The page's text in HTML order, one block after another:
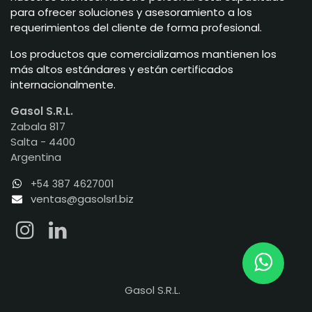
para ofrecer soluciones y asesoramiento a los
requerimientos del cliente de forma profesional.
Los productos que comercializamos mantienen los
más altos estándares y están certificados
internacionalmente.
Gasol S.R.L.
Zabala 817
Salta - 4400
Argentina
+54 387 4627001
ventas@gasolsrl.biz
Gasol S.R.L.